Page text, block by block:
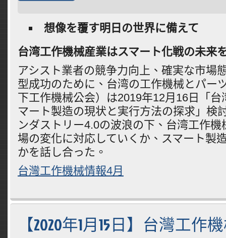
想像を覆す明日の世界に備えて
台湾工作機械産業はスマート化戦の未来
アシスト業者の競争力向上、確実な市場
型成功のために、台湾の工作機械とパー
下工作機械公会）は2019年12月16日「
マート製造の現状と実行方法の探求」検
ンダストリー4.0の波浪の下、台湾工作
場の変化に対応していくか、スマート製
かを話し合った。
台灣工作機械情報4月
【2020年1月15日】台灣工作